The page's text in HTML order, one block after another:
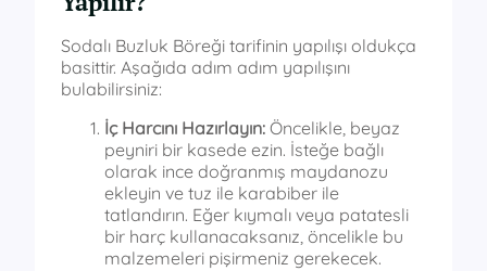
Sodalı Buzluk Böreği tarifinin yapılışı oldukça
basittir. Aşağıda adım adım yapılışını
bulabilirsiniz:
İç Harcını Hazırlayın: Öncelikle, beyaz
peyniri bir kasede ezin. İsteğe bağlı
olarak ince doğranmış maydanozu
ekleyin ve tuz ile karabiber ile
tatlandırın. Eğer kıymalı veya patatesli
bir harç kullanacaksanız, öncelikle bu
malzemeleri pişirmeniz gerekecek.